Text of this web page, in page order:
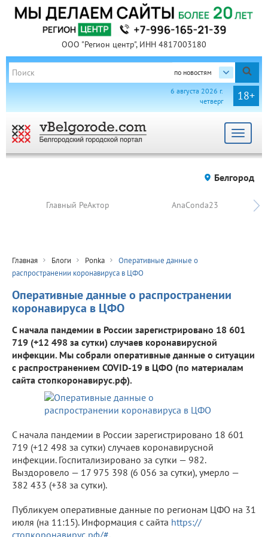
ООО "Регион центр", ИНН 4817003180
по новостям
18+
6 августа 2026 г.
четверг
Toggle
Белгород
Главный РеАктор AnaConda23
Главная Блоги Ponka
Оперативные данные о
распространении коронавируса в ЦФО
Оперативные данные о распространении
коронавируса в ЦФО
С начала пандемии в России зарегистрировано 18 601
719 (+12 498 за сутки) случаев коронавирусной
инфекции. Мы собрали оперативные данные о ситуации
с распространением COVID-19 в ЦФО (по материалам
сайта стопкоронавирус.рф).
С начала пандемии в России зарегистрировано 18 601
719 (+12 498 за сутки) случаев коронавирусной
инфекции. Госпитализировано за сутки — 982.
Выздоровело — 17 975 398 (6 056 за сутки), умерло —
382 433 (+38 за сутки).
Публикуем оперативные данные по регионам ЦФО на 31
июля (на 11:15). Информация с сайта https://
стопкоронавирус.рф/#.